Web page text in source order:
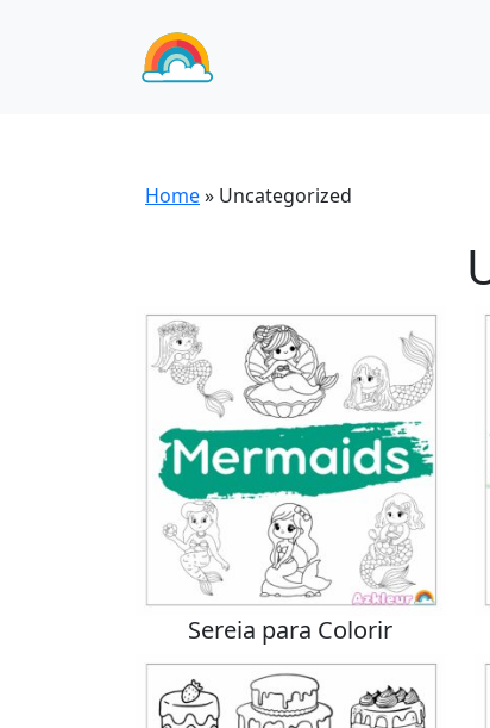
Home» Uncategorized
Sereia para Colorir